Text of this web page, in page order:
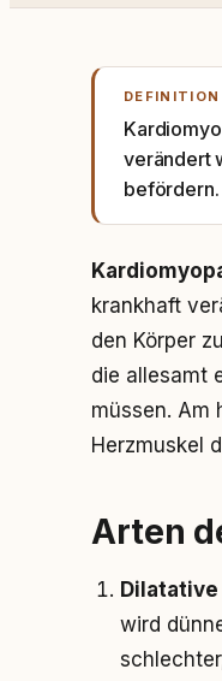
DEFINITION
verändert
befördern.
krankhaft
den Körper
die allesamt
müssen. Am
Herzmuskel
Arten
wird